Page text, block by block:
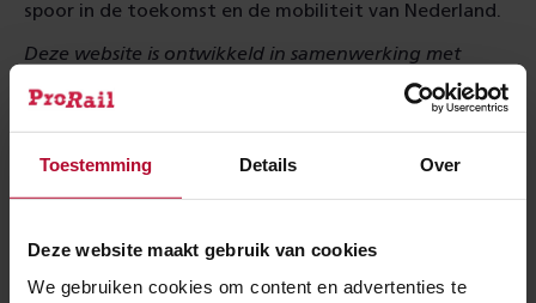
Toestemming Details Over
Deze website maakt gebruik van cookies
We gebruiken cookies om content en advertenties te
spoor in de toekomst en de mobiliteit van Nederland.
Deze website is ontwikkeld in samenwerking met
digital agency
, contentmarketingbureauThe